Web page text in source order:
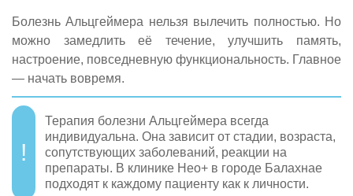
Болезнь Альцгеймера нельзя вылечить полностью. Но
можно замедлить её течение, улучшить память,
настроение, повседневную функциональность. Главное
— начать вовремя.
Терапия болезни Альцгеймера всегда
индивидуальна. Она зависит от стадии, возраста,
сопутствующих заболеваний, реакции на
препараты. В клинике Нео+ в городе Балахнае
подходят к каждому пациенту как к личности.